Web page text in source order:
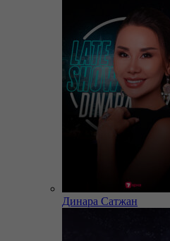
Динара Сатжан